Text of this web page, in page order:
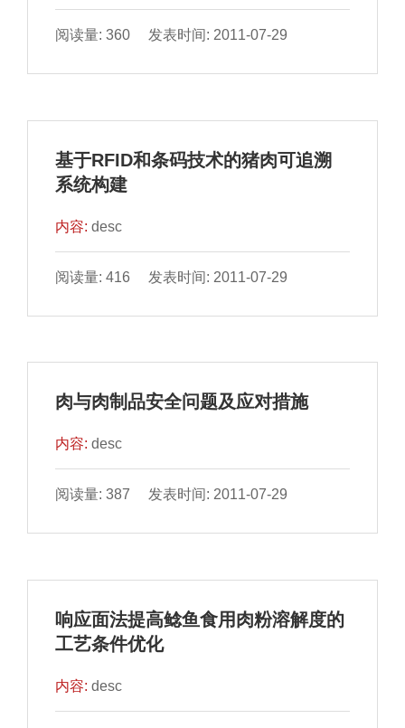
阅读量: 360 发表时间: 2011-07-29
基于RFID和条码技术的猪肉可追溯
系统构建
内容:desc
阅读量: 416 发表时间: 2011-07-29
肉与肉制品安全问题及应对措施
内容:desc
阅读量: 387 发表时间: 2011-07-29
响应面法提高鲶鱼食用肉粉溶解度的
工艺条件优化
内容:desc